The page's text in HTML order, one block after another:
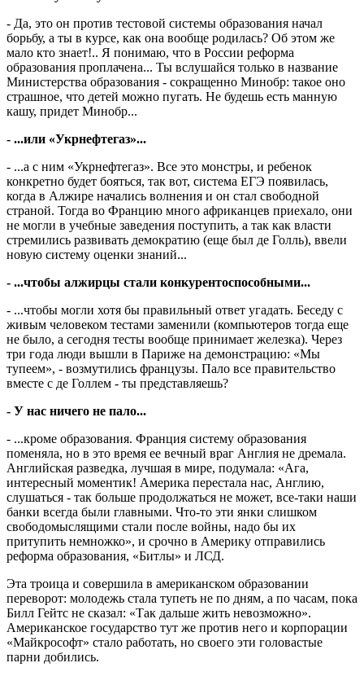
- Да, это он против тестовой системы образования начал
борьбу, а ты в курсе, как она вообще родилась? Об этом же
мало кто знает!.. Я понимаю, что в России реформа
образования проплачена... Ты вслушайся только в название
Министерства образования - сокращенно Минобр: такое оно
страшное, что детей можно пугать. Не будешь есть манную
кашу, придет Минобр...
- ...или «Укрнефтегаз»...
- ...а с ним «Укрнефтегаз». Все это монстры, и ребенок
конкретно будет бояться, так вот, система ЕГЭ появилась,
когда в Алжире начались волнения и он стал свободной
страной. Тогда во Францию много африканцев приехало, они
не могли в учебные заведения поступить, а так как власти
стремились развивать демократию (еще был де Голль), ввели
новую систему оценки знаний...
- ...чтобы алжирцы стали конкурентоспособными...
- ...чтобы могли хотя бы правильный ответ угадать. Беседу с
живым человеком тестами заменили (компьютеров тогда еще
не было, а сегодня тесты вообще принимает железка). Через
три года люди вышли в Париже на демонстрацию: «Мы
тупеем», - возмутились французы. Пало все правительство
вместе с де Голлем - ты представляешь?
- У нас ничего не пало...
- ...кроме образования. Франция систему образования
поменяла, но в это время ее вечный враг Англия не дремала.
Английская разведка, лучшая в мире, подумала: «Ага,
интересный моментик! Америка перестала нас, Англию,
слушаться - так больше продолжаться не может, все-таки наши
банки всегда были главными. Что-то эти янки слишком
свободомыслящими стали после войны, надо бы их
притупить немножко», и срочно в Америку отправились
реформа образования, «Битлы» и ЛСД.
Эта троица и совершила в американском образовании
переворот: молодежь стала тупеть не по дням, а по часам, пока
Билл Гейтс не сказал: «Так дальше жить невозможно».
Американское государство тут же против него и корпорации
«Майкрософт» стало работать, но своего эти головастые
парни добились.